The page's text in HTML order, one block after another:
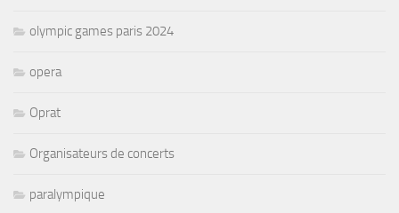
olympic games paris 2024
opera
Oprat
Organisateurs de concerts
paralympique